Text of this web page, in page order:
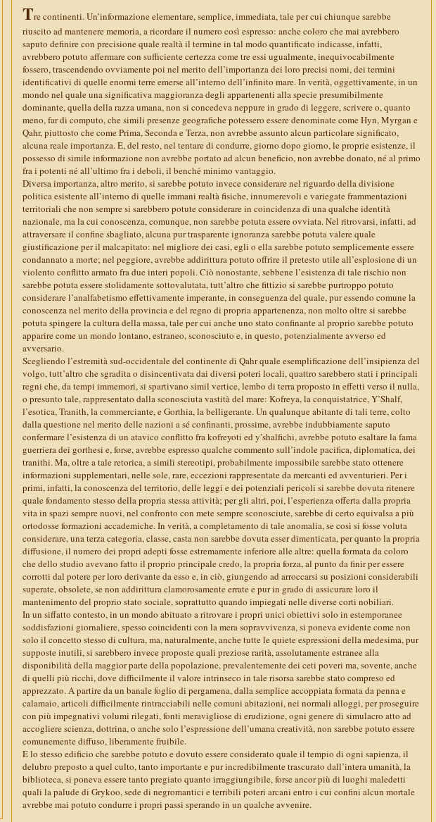
Tre continenti. Un’informazione elementare, semplice, immediata, tale per cui chiunque sarebbe
riuscito ad mantenere memoria, a ricordare il numero così espresso: anche coloro che mai avrebbero
saputo definire con precisione quale realtà il termine in tal modo quantificato indicasse, infatti,
avrebbero potuto affermare con sufficiente certezza come tre essi ugualmente, inequivocabilmente
fossero, trascendendo ovviamente poi nel merito dell’importanza dei loro precisi nomi, dei termini
identificativi di quelle enormi terre emerse all’interno dell’infinito mare. In verità, oggettivamente, in un
mondo nel quale una significativa maggioranza degli appartenenti alla specie presumibilmente
dominante, quella della razza umana, non si concedeva neppure in grado di leggere, scrivere o, quanto
meno, far di computo, che simili presenze geografiche potessero essere denominate come Hyn, Myrgan e
Qahr, piuttosto che come Prima, Seconda e Terza, non avrebbe assunto alcun particolare significato,
alcuna reale importanza. E, del resto, nel tentare di condurre, giorno dopo giorno, le proprie esistenze, il
possesso di simile informazione non avrebbe portato ad alcun beneficio, non avrebbe donato, né al primo
fra i potenti né all’ultimo fra i deboli, il benché minimo vantaggio.
Diversa importanza, altro merito, si sarebbe potuto invece considerare nel riguardo della divisione
politica esistente all’interno di quelle immani realtà fisiche, innumerevoli e variegate frammentazioni
territoriali che non sempre si sarebbero potute considerare in coincidenza di una qualche identità
nazionale, ma la cui conoscenza, comunque, non sarebbe potuta essere ovviata. Nel ritrovarsi, infatti, ad
attraversare il confine sbagliato, alcuna pur trasparente ignoranza sarebbe potuta valere quale
giustificazione per il malcapitato: nel migliore dei casi, egli o ella sarebbe potuto semplicemente essere
condannato a morte; nel peggiore, avrebbe addirittura potuto offrire il pretesto utile all’esplosione di un
violento conflitto armato fra due interi popoli. Ciò nonostante, sebbene l’esistenza di tale rischio non
sarebbe potuta essere stolidamente sottovalutata, tutt’altro che fittizio si sarebbe purtroppo potuto
considerare l’analfabetismo effettivamente imperante, in conseguenza del quale, pur essendo comune la
conoscenza nel merito della provincia e del regno di propria appartenenza, non molto oltre si sarebbe
potuta spingere la cultura della massa, tale per cui anche uno stato confinante al proprio sarebbe potuto
apparire come un mondo lontano, estraneo, sconosciuto e, in questo, potenzialmente avverso ed
avversario.
Scegliendo l’estremità sud-occidentale del continente di Qahr quale esemplificazione dell’insipienza del
volgo, tutt’altro che sgradita o disincentivata dai diversi poteri locali, quattro sarebbero stati i principali
regni che, da tempi immemori, si spartivano simil vertice, lembo di terra proposto in effetti verso il nulla,
o presunto tale, rappresentato dalla sconosciuta vastità del mare: Kofreya, la conquistatrice, Y’Shalf,
l’esotica, Tranith, la commerciante, e Gorthia, la belligerante. Un qualunque abitante di tali terre, colto
dalla questione nel merito delle nazioni a sé confinanti, prossime, avrebbe indubbiamente saputo
confermare l’esistenza di un atavico conflitto fra kofreyoti ed y’shalfichi, avrebbe potuto esaltare la fama
guerriera dei gorthesi e, forse, avrebbe espresso qualche commento sull’indole pacifica, diplomatica, dei
tranithi. Ma, oltre a tale retorica, a simili stereotipi, probabilmente impossibile sarebbe stato ottenere
informazioni supplementari, nelle sole, rare, eccezioni rappresentate da mercanti ed avventurieri. Per i
primi, infatti, la conoscenza del territorio, delle leggi e dei potenziali pericoli si sarebbe dovuta ritenere
quale fondamento stesso della propria stessa attività; per gli altri, poi, l’esperienza offerta dalla propria
vita in spazi sempre nuovi, nel confronto con mete sempre sconosciute, sarebbe di certo equivalsa a più
ortodosse formazioni accademiche. In verità, a completamento di tale anomalia, se così si fosse voluta
considerare, una terza categoria, classe, casta non sarebbe dovuta esser dimenticata, per quanto la propria
diffusione, il numero dei propri adepti fosse estremamente inferiore alle altre: quella formata da coloro
che dello studio avevano fatto il proprio principale credo, la propria forza, al punto da finir per essere
corrotti dal potere per loro derivante da esso e, in ciò, giungendo ad arroccarsi su posizioni considerabili
superate, obsolete, se non addirittura clamorosamente errate e pur in grado di assicurare loro il
mantenimento del proprio stato sociale, soprattutto quando impiegati nelle diverse corti nobiliari.
In un siffatto contesto, in un mondo abituato a ritrovare i propri unici obiettivi solo in estemporanee
soddisfazioni giornaliere, spesso coincidenti con la mera sopravvivenza, si poneva evidente come non
solo il concetto stesso di cultura, ma, naturalmente, anche tutte le quiete espressioni della medesima, pur
supposte inutili, si sarebbero invece proposte quali preziose rarità, assolutamente estranee alla
disponibilità della maggior parte della popolazione, prevalentemente dei ceti poveri ma, sovente, anche
di quelli più ricchi, dove difficilmente il valore intrinseco in tale risorsa sarebbe stato compreso ed
apprezzato. A partire da un banale foglio di pergamena, dalla semplice accoppiata formata da penna e
calamaio, articoli difficilmente rintracciabili nelle comuni abitazioni, nei normali alloggi, per proseguire
con più impegnativi volumi rilegati, fonti meravigliose di erudizione, ogni genere di simulacro atto ad
accogliere scienza, dottrina, o anche solo l’espressione dell’umana creatività, non sarebbe potuto essere
comunemente diffuso, liberamente fruibile.
E lo stesso edificio che sarebbe potuto e dovuto essere considerato quale il tempio di ogni sapienza, il
delubro preposto a quel culto, tanto importante e pur incredibilmente trascurato dall’intera umanità, la
biblioteca, si poneva essere tanto pregiato quanto irraggiungibile, forse ancor più di luoghi maledetti
quali la palude di Grykoo, sede di negromantici e terribili poteri arcani entro i cui confini alcun mortale
avrebbe mai potuto condurre i propri passi sperando in un qualche avvenire.